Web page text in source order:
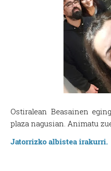
Ostiralean Beasainen
plaza nagusian. Animatu
Jatorrizko albistea irakurri.